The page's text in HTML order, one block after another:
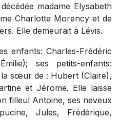
madame Elysabeth
Charlotte Morency et de
Elle demeurait à Lévis.
enfants: Charles-Frédéric
ses petits-enfants:
la sœur de : Hubert (Claire),
et Jérome. Elle laisse
filleul Antoine, ses neveux
Jules, Frédérique,